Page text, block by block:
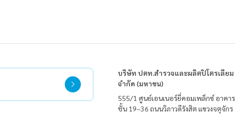
บริษัท ปตท.สำรวจและผลิตปิโตรเลียม
จำกัด (มหาชน)
555/1 ศูนย์เอนเนอร์ยี่คอมเพล็กซ์ อาคา
ชั้น 19–36ถนนวิภาวดีรังสิต แขวงจตุจักร